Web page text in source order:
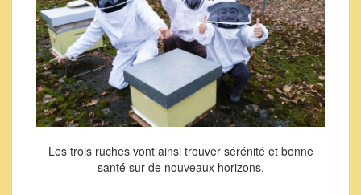
Les trois ruches vont ainsi trouver sérénité et bonne
santé sur de nouveaux horizons.